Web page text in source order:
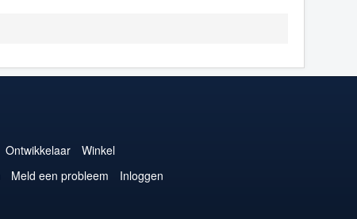
Ontwikkelaar
Winkel
Meld een probleem
Inloggen